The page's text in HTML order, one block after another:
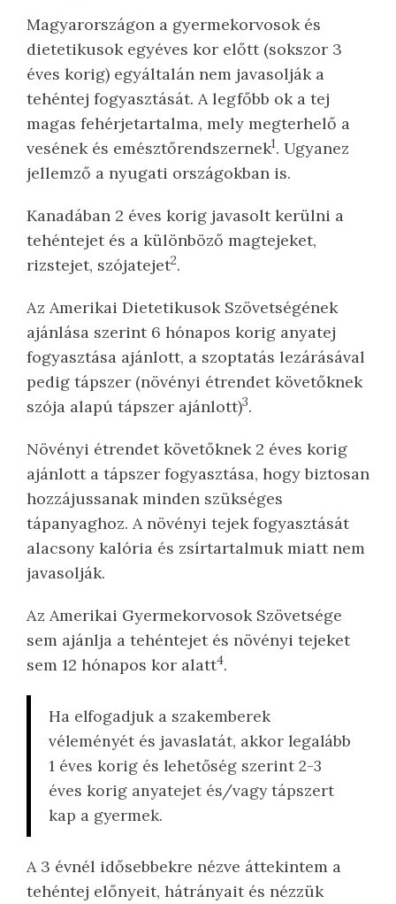
Magyarországon a gyermekorvosok és
dietetikusok egyéves kor előtt (sokszor 3
éves korig) egyáltalán nem javasolják a
tehéntej fogyasztását. A legfőbb ok a tej
magas fehérjetartalma, mely megterhelő a
vesének és emésztőrendszernek1. Ugyanez
jellemző a nyugati országokban is.
Kanadában 2 éves korig javasolt kerülni a
tehéntejet és a különböző magtejeket,
rizstejet, szójatejet2.
Az Amerikai Dietetikusok Szövetségének
ajánlása szerint 6 hónapos korig anyatej
fogyasztása ajánlott, a szoptatás lezárásával
pedig tápszer (növényi étrendet követőknek
szója alapú tápszer ajánlott)3.
Növényi étrendet követőknek 2 éves korig
ajánlott a tápszer fogyasztása, hogy biztosan
hozzájussanak minden szükséges
tápanyaghoz. A növényi tejek fogyasztását
alacsony kalória és zsírtartalmuk miatt nem
javasolják.
Az Amerikai Gyermekorvosok Szövetsége
sem ajánlja a tehéntejet és növényi tejeket
sem 12 hónapos kor alatt4.
Ha elfogadjuk a szakemberek
véleményét és javaslatát, akkor legalább
1 éves korig és lehetőség szerint 2-3
éves korig anyatejet és/vagy tápszert
kap a gyermek.
A 3 évnél idősebbekre nézve áttekintem a
tehéntej előnyeit, hátrányait és nézzük